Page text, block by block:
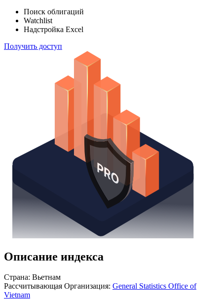
Поиск облигаций
Watchlist
Надстройка Excel
Получить доступ
Описание индекса
Страна: Вьетнам
Рассчитывающая Организация: General Statistics Office of
Vietnam